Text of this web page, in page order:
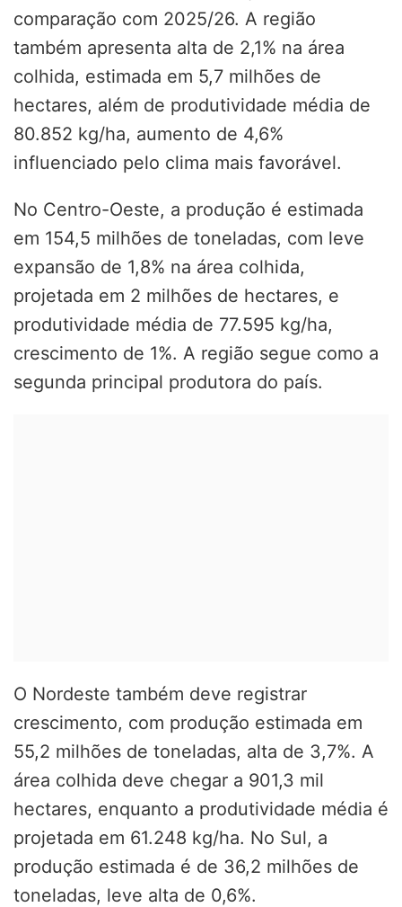
comparação com 2025/26. A região
também apresenta alta de 2,1% na área
colhida, estimada em 5,7 milhões de
hectares, além de produtividade média de
80.852 kg/ha, aumento de 4,6%
influenciado pelo clima mais favorável.
No Centro-Oeste, a produção é estimada
em 154,5 milhões de toneladas, com leve
expansão de 1,8% na área colhida,
projetada em 2 milhões de hectares, e
produtividade média de 77.595 kg/ha,
crescimento de 1%. A região segue como a
segunda principal produtora do país.
O Nordeste também deve registrar
crescimento, com produção estimada em
55,2 milhões de toneladas, alta de 3,7%. A
área colhida deve chegar a 901,3 mil
hectares, enquanto a produtividade média é
projetada em 61.248 kg/ha. No Sul, a
produção estimada é de 36,2 milhões de
toneladas, leve alta de 0,6%.